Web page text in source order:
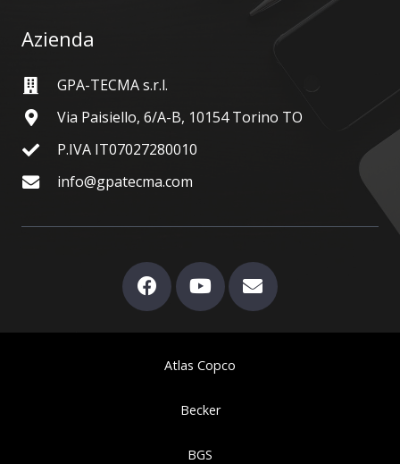
Azienda
GPA-TECMA s.r.l.
Via Paisiello, 6/A-B, 10154 Torino TO
P.IVA IT07027280010
info@gpatecma.com
Atlas Copco
Becker
BGS